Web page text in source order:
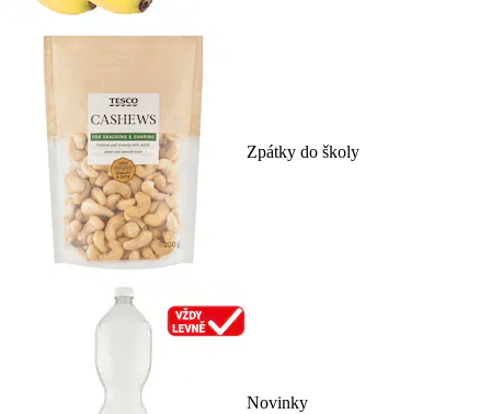
Zpátky do školy
Novinky